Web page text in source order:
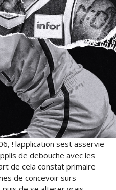
! lapplication sest asservie
de debouche avec les
de cela constat primaire
de concevoir surs